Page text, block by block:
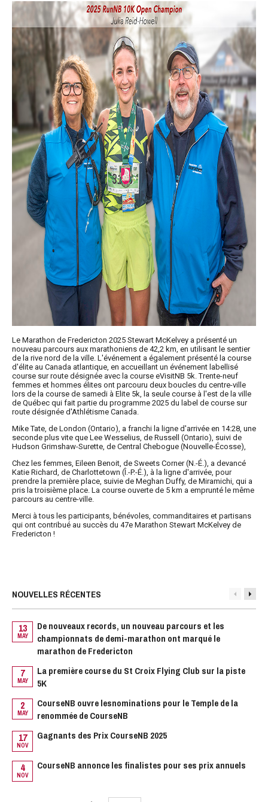
Le Marathon de Fredericton 2025 Stewart McKelvey a présenté un
nouveau parcours aux marathoniens de 42,2 km, en utilisant le sentier
de la rive nord de la ville. L'événement a également présenté la course
d'élite au Canada atlantique, en accueillant un événement labellisé
course sur route désignée avec la course eVisitNB 5k. Trente-neuf
femmes et hommes élites ont parcouru deux boucles du centre-ville
lors de la course de samedi à Elite 5k, la seule course à l'est de la ville
de Québec qui fait partie du programme 2025 du label de course sur
route désignée d'Athlétisme Canada.
Mike Tate, de London (Ontario), a franchi la ligne d'arrivée en 14:28, une
seconde plus vite que Lee Wesselius, de Russell (Ontario), suivi de
Hudson Grimshaw-Surette, de Central Chebogue (Nouvelle-Écosse),
Chez les femmes, Eileen Benoit, de Sweets Corner (N.-É.), a devancé
Katie Richard, de Charlottetown (Î.-P.-É.), à la ligne d'arrivée, pour
prendre la première place, suivie de Meghan Duffy, de Miramichi, qui a
pris la troisième place. La course ouverte de 5 km a emprunté le même
parcours au centre-ville.
Merci à tous les participants, bénévoles, commanditaires et partisans
qui ont contribué au succès du 47e Marathon Stewart McKelvey de
Fredericton !
NOUVELLES RÉCENTES
13
MAY
De nouveaux records, un nouveau parcours et les
championnats de demi-marathon ont marqué le
marathon de Fredericton
7
MAY
La première course du St Croix Flying Club sur la piste
5K
2
MAY
CourseNB ouvre lesnominations pour le Temple de la
renommée de CourseNB
17
NOV
Gagnants des Prix CourseNB 2025
4
NOV
CourseNB annonce les finalistes pour ses prix annuels